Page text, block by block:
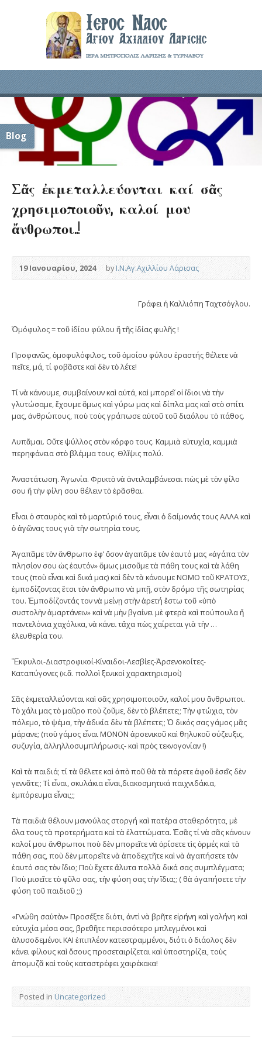
Blog
Σᾶς ἐκμεταλλεύονται καί σᾶς
χρησιμοποιοῦν, καλοί μου
ἄνθρωποι..!
19 Ιανουαρίου, 2024 byΙ.Ν.Αγ.Αχιλλίου Λάρισας
Γράφει ἡ Καλλιόπη Ταχτσόγλου.
Ὁμόφυλος = τοῦ ἰδίου φύλου ἤ τῆς ἰδίας φυλῆς !
Προφανῶς, ὁμοφυλόφιλος, τοῦ ὁμοίου φύλου ἐραστής θέλετε νὰ
πεῖτε, μά, τί φοβᾶστε καὶ δὲν τὸ λέτε!
Τί νὰ κάνουμε, συμβαίνουν καὶ αὐτά, καὶ μπορεῖ οἱ ἴδιοι νὰ τὴν
γλυτώσαμε, ἔχουμε ὅμως καὶ γύρω μας καὶ δίπλα μας καὶ στὸ σπίτι
μας, ἀνθρώπους, ποὺ τοὺς γράπωσε αὐτοῦ τοῦ διαόλου τὸ πάθος.
Λυπᾶμαι. Οὔτε ψύλλος στὸν κόρφο τους. Καμμιὰ εὐτυχία, καμμιὰ
περηφάνεια στὸ βλέμμα τους. Θλῖψις πολύ.
Ἀναστάτωση. Ἀγωνία. Φρικτὸ νὰ ἀντιλαμβάνεσαι πὼς μὲ τὸν φίλο
σου ἤ τὴν φίλη σου θέλειν τὸ ἐρᾶσθαι.
Εἶναι ὁ σταυρὸς καὶ τὸ μαρτύριό τους, εἶναι ὁ δαίμονάς τους ΑΛΛΑ καὶ
ὁ ἀγῶνας τους γιὰ τὴν σωτηρία τους.
Ἀγαπᾶμε τὸν ἄνθρωπο ἐφ’ ὅσον ἀγαπᾶμε τὸν ἑαυτό μας «ἀγάπα τὸν
πλησίον σου ὡς ἑαυτόν» ὅμως μισοῦμε τὰ πάθη τους καὶ τὰ λάθη
τους (ποὺ εἶναι καὶ δικά μας) καὶ δὲν τὰ κάνουμε ΝΟΜΟ τοῦ ΚΡΑΤΟΥΣ,
ἐμποδίζοντας ἔτσι τὸν ἄνθρωπο νὰ μπῇ, στὸν δρόμο τῆς σωτηρίας
του. Ἐμποδίζοντάς τον νὰ μείνῃ στὴν ἀρετή ἔστω τοῦ «ὑπὸ
συστολὴν ἁμαρτάνειν» καὶ νὰ μὴν βγαίνει μὲ φτερὰ καὶ πούπουλα ἤ
παντελόνια χαχόλικα, νὰ κάνει τἄχα πὼς χαίρεται γιὰ τὴν …
ἐλευθερία του.
Ἔκφυλοι-Διαστροφικοί-Κίναιδοι-Λεσβίες-Ἀρσενοκοίτες-
Καταπύγονες (κ.ἄ. πολλοὶ ξενικοὶ χαρακτηρισμοί)
Σᾶς ἐκμεταλλεύονται καὶ σᾶς χρησιμοποιοῦν, καλοί μου ἄνθρωποι.
Τὸ χάλι μας τὸ μαῦρο ποὺ ζοῦμε, δὲν τὸ βλέπετε;; Τὴν φτώχια, τὸν
πόλεμο, τὸ ψέμα, τὴν ἀδικία δὲν τὰ βλέπετε;; Ὁ δικός σας γάμος μᾶς
μάρανε; (ποὺ γάμος εἶναι ΜΟΝΟΝ ἀρσενικοῦ καὶ θηλυκοῦ σύζευξις,
συζυγία, ἀλληλλοσυμπλήρωσις- καὶ πρὸς τεκνογονίαν !)
Καὶ τὰ παιδιά; τί τὰ θέλετε καὶ ἀπὸ ποῦ θὰ τὰ πάρετε ἀφοῦ ἐσεῖς δὲν
γεννᾶτε;; Τί εἶναι, σκυλάκια εἶναι,διακοσμητικά παιχνιδάκια,
ἐμπόρευμα εἶναι;;;
Τὰ παιδιὰ θέλουν μανούλας στοργή καὶ πατέρα σταθερότητα, μὲ
ὅλα τους τὰ προτερήματα καὶ τὰ ἐλαττώματα. Ἐσᾶς τί νὰ σᾶς κάνουν
καλοί μου ἄνθρωποι ποὺ δὲν μπορεῖτε νὰ ὁρίσετε τὶς ὁρμές καὶ τὰ
πάθη σας, ποὺ δὲν μπορεῖτε νὰ ἀποδεχτῆτε καὶ νὰ ἀγαπήσετε τὸν
ἑαυτό σας τὸν ἴδιο; Ποὺ ἔχετε ἄλυτα πολλὰ δικά σας συμπλέγματα;
Ποὺ μισεῖτε τὸ φῦλο σας, τὴν φύση σας τὴν ἴδια;; ( θὰ ἀγαπήσετε τὴν
φύση τοῦ παιδιοῦ ;;)
«Γνώθη σαὐτὸν» Προσέξτε διότι, ἀντὶ νὰ βρῆτε εἰρήνη καὶ γαλήνη καὶ
εὐτυχία μέσα σας, βρεθῆτε περισσότερο μπλεγμένοι καὶ
ἁλυσοδεμένοι ΚΑΙ ἐπιπλέον κατεστραμμένοι, διότι ὁ διάολος δὲν
κάνει φίλους καὶ ὅσους προσεταιρίζεται καὶ ὑποστηρίζει, τοὺς
ἀπομυζᾶ καὶ τοὺς καταστρέφει χαιρέκακα!
Posted in Uncategorized